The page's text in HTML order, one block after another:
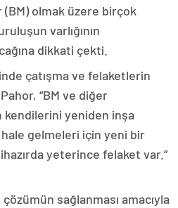
olmak üzere birçok
varlığının
dikkati çekti.
çatışma ve felaketlerin
“BM ve diğer
kendilerini yeniden inşa
gelmeleri için yeni bir
yeterince felaket var.”
sağlanması amacıyla